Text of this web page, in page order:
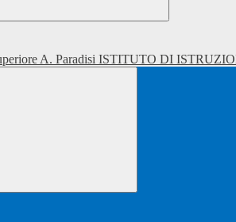
ISTITUTO DI